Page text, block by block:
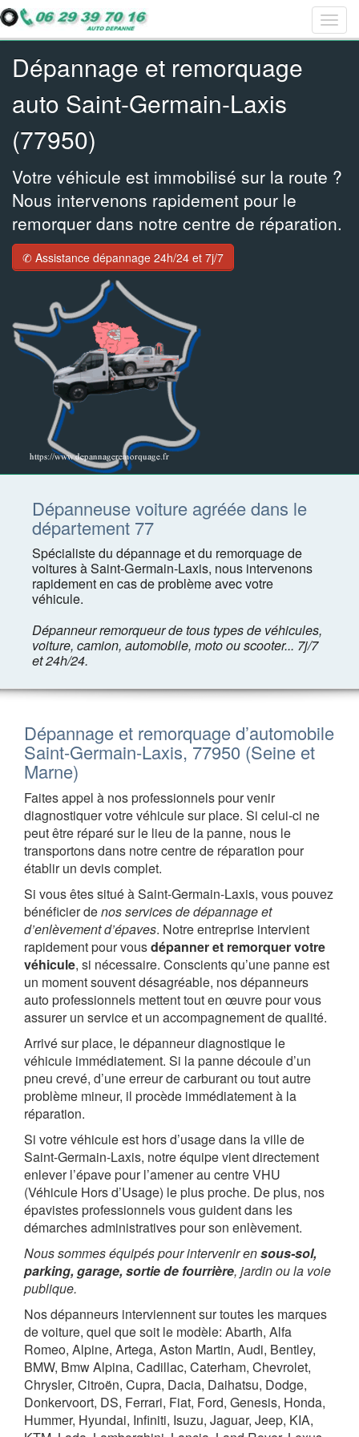
Bar
Bar
Bar
Dépannage et remorquage
auto Saint-Germain-Laxis
(77950)
Votre véhicule est immobilisé sur la route ?
Nous intervenons rapidement pour le
remorquer dans notre centre de réparation.
✆ Assistance dépannage 24h/24 et 7j/7
Dépanneuse voiture agréée dans le
département 77
Spécialiste du dépannage et du remorquage de
voitures à Saint-Germain-Laxis, nous intervenons
rapidement en cas de problème avec votre
véhicule.
Dépanneur remorqueur de tous types de véhicules,
voiture, camion, automobile, moto ou scooter... 7j/7
et 24h/24.
Dépannage et remorquage d’automobile
Saint-Germain-Laxis, 77950 (Seine et
Marne)
Faites appel à nos professionnels pour venir
diagnostiquer votre véhicule sur place. Si celui-ci ne
peut être réparé sur le lieu de la panne, nous le
transportons dans notre centre de réparation pour
établir un devis complet.
Si vous êtes situé à Saint-Germain-Laxis, vous pouvez
bénéficier denos services de dépannage et
d’enlèvement d’épaves. Notre entreprise intervient
rapidement pour vousdépanner et remorquer votre
véhicule, si nécessaire. Conscients qu’une panne est
un moment souvent désagréable, nos dépanneurs
auto professionnels mettent tout en œuvre pour vous
assurer un service et un accompagnement de qualité.
Arrivé sur place, le dépanneur diagnostique le
véhicule immédiatement. Si la panne découle d’un
pneu crevé, d’une erreur de carburant ou tout autre
problème mineur, il procède immédiatement à la
réparation.
Si votre véhicule est hors d’usage dans la ville de
Saint-Germain-Laxis, notre équipe vient directement
enlever l’épave pour l’amener au centre VHU
(Véhicule Hors d’Usage) le plus proche. De plus, nos
épavistes professionnels vous guident dans les
démarches administratives pour son enlèvement.
Nous sommes équipés pour intervenir ensous-sol,
parking, garage, sortie de fourrière, jardin ou la voie
publique.
Nos dépanneurs interviennent sur toutes les marques
de voiture, quel que soit le modèle: Abarth, Alfa
Romeo, Alpine, Artega, Aston Martin, Audi, Bentley,
BMW, Bmw Alpina, Cadillac, Caterham, Chevrolet,
Chrysler, Citroën, Cupra, Dacia, Daihatsu, Dodge,
Donkervoort, DS, Ferrari, Fiat, Ford, Genesis, Honda,
Hummer, Hyundai, Infiniti, Isuzu, Jaguar, Jeep, KIA,